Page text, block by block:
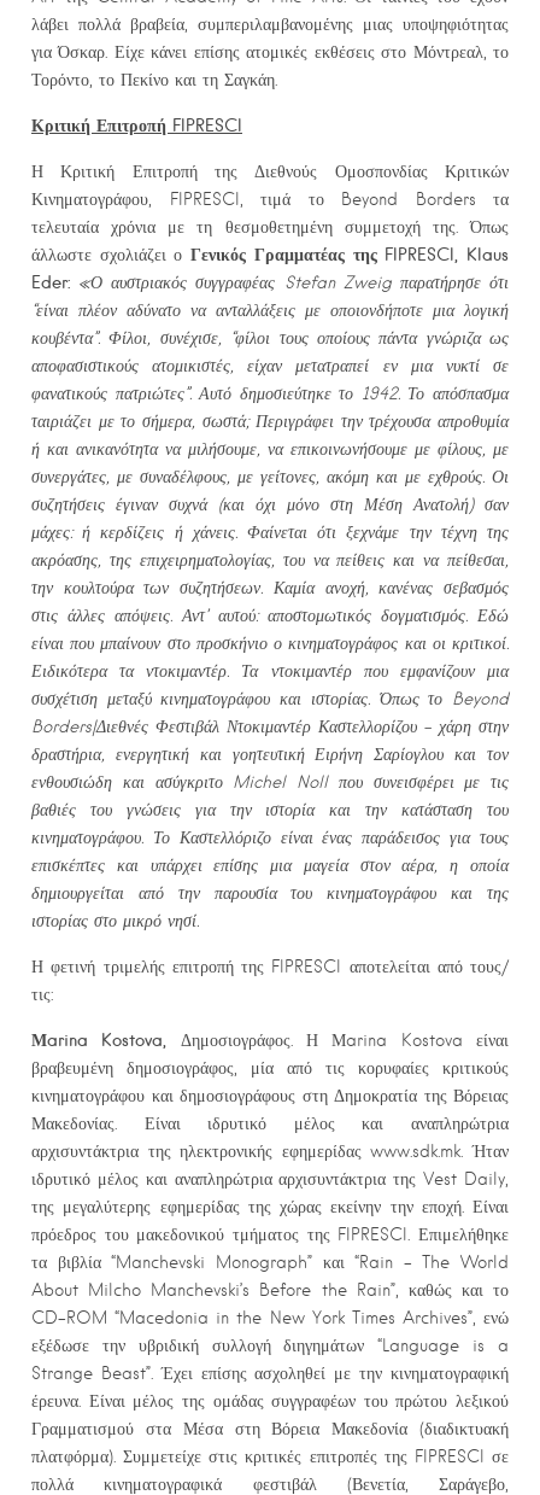
λάβει πολλά βραβεία, συμπεριλαμβανομένης μιας υποψηφιότητας
για Όσκαρ. Είχε κάνει επίσης ατομικές εκθέσεις στο Μόντρεαλ, το
Τορόντο, το Πεκίνο και τη Σαγκάη.
Κριτική Επιτροπή FIPRESCI
Η Κριτική Επιτροπή της Διεθνούς Ομοσπονδίας Κριτικών
Κινηματογράφου, FIPRESCI, τιμά το Beyond Borders τα
τελευταία χρόνια με τη θεσμοθετημένη συμμετοχή της. Όπως
άλλωστε σχολιάζει ο Γενικός Γραμματέας της FIPRESCI, Klaus
Eder: «Ο αυστριακός συγγραφέας Stefan Zweig παρατήρησε ότι
“είναι πλέον αδύνατο να ανταλλάξεις με οποιονδήποτε μια λογική
κουβέντα”. Φίλοι, συνέχισε, “φίλοι τους οποίους πάντα γνώριζα ως
αποφασιστικούς ατομικιστές, είχαν μετατραπεί εν μια νυκτί σε
φανατικούς πατριώτες”. Αυτό δημοσιεύτηκε το 1942. Το απόσπασμα
ταιριάζει με το σήμερα, σωστά; Περιγράφει την τρέχουσα απροθυμία
ή και ανικανότητα να μιλήσουμε, να επικοινωνήσουμε με φίλους, με
συνεργάτες, με συναδέλφους, με γείτονες, ακόμη και με εχθρούς. Οι
συζητήσεις έγιναν συχνά (και όχι μόνο στη Μέση Ανατολή) σαν
μάχες: ή κερδίζεις ή χάνεις. Φαίνεται ότι ξεχνάμε την τέχνη της
ακρόασης, της επιχειρηματολογίας, του να πείθεις και να πείθεσαι,
την κουλτούρα των συζητήσεων. Καμία ανοχή, κανένας σεβασμός
στις άλλες απόψεις. Αντ’ αυτού: αποστομωτικός δογματισμός. Εδώ
είναι που μπαίνουν στο προσκήνιο ο κινηματογράφος και οι κριτικοί.
Ειδικότερα τα ντοκιμαντέρ. Τα ντοκιμαντέρ που εμφανίζουν μια
συσχέτιση μεταξύ κινηματογράφου και ιστορίας. Όπως το Beyond
Borders|Διεθνές Φεστιβάλ Ντοκιμαντέρ Καστελλορίζου – χάρη στην
δραστήρια, ενεργητική και γοητευτική Ειρήνη Σαρίογλου και τον
ενθουσιώδη και ασύγκριτο Michel Noll που συνεισφέρει με τις
βαθιές του γνώσεις για την ιστορία και την κατάσταση του
κινηματογράφου. Το Καστελλόριζο είναι ένας παράδεισος για τους
επισκέπτες και υπάρχει επίσης μια μαγεία στον αέρα, η οποία
δημιουργείται από την παρουσία του κινηματογράφου και της
ιστορίας στο μικρό νησί.
Η φετινή τριμελής επιτροπή της FIPRESCI αποτελείται από τους/
τις:
Μarina Kostova, Δημοσιογράφος. Η Μarina Kostova είναι
βραβευμένη δημοσιογράφος, μία από τις κορυφαίες κριτικούς
κινηματογράφου και δημοσιογράφους στη Δημοκρατία της Βόρειας
Μακεδονίας. Είναι ιδρυτικό μέλος και αναπληρώτρια
αρχισυντάκτρια της ηλεκτρονικής εφημερίδας www.sdk.mk. Ήταν
ιδρυτικό μέλος και αναπληρώτρια αρχισυντάκτρια της Vest Daily,
της μεγαλύτερης εφημερίδας της χώρας εκείνην την εποχή. Είναι
πρόεδρος του μακεδονικού τμήματος της FIPRESCI. Επιμελήθηκε
τα βιβλία “Manchevski Monograph” και “Rain – The World
About Milcho Manchevski’s Before the Rain”, καθώς και το
CD-ROM “Macedonia in the New York Times Archives”, ενώ
εξέδωσε την υβριδική συλλογή διηγημάτων “Language is a
Strange Beast”. Έχει επίσης ασχοληθεί με την κινηματογραφική
έρευνα. Είναι μέλος της ομάδας συγγραφέων του πρώτου λεξικού
Γραμματισμού στα Μέσα στη Βόρεια Μακεδονία (διαδικτυακή
πλατφόρμα). Συμμετείχε στις κριτικές επιτροπές της FIPRESCI σε
πολλά κινηματογραφικά φεστιβάλ (Βενετία, Σαράγεβο,